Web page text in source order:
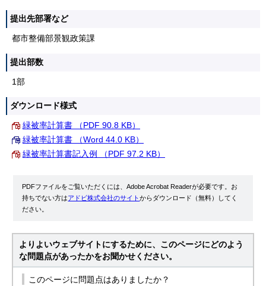
提出先部署など
都市整備部景観政策課
提出部数
1部
ダウンロード様式
緑被率計算書 （PDF 90.8 KB）
緑被率計算書 （Word 44.0 KB）
緑被率計算書記入例 （PDF 97.2 KB）
PDFファイルをご覧いただくには、Adobe Acrobat Readerが必要です。お
持ちでない方はアドビ株式会社のサイトからダウンロード（無料）してく
ださい。
よりよいウェブサイトにするために、このページにどのよう
な問題点があったかをお聞かせください。
このページに問題点はありましたか？